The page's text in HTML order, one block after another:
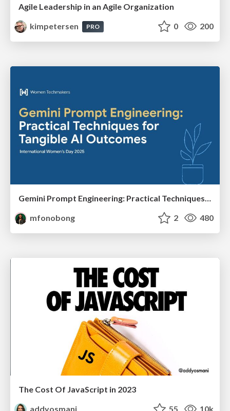
Agile Leadership in an Agile Organization
kimpetersen
PRO 0 200
mfonobong
2 480
The Cost Of JavaScript in 2023
addyosmani
55 10k